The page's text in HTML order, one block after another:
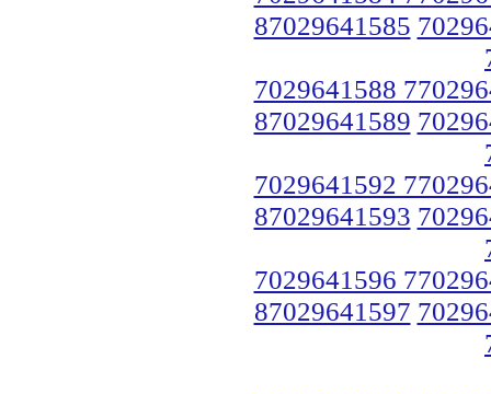
87029641585
7029641588
87029641589
7029641592
87029641593
7029641596
87029641597